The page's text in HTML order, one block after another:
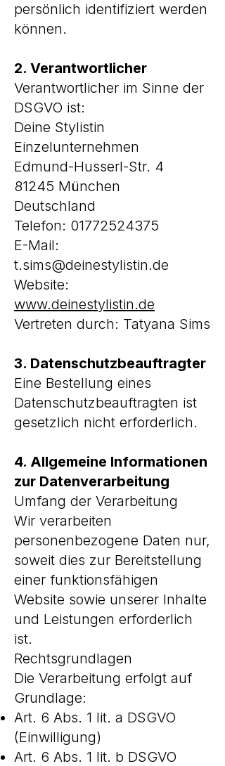
persönlich identifiziert werden
können.
2. Verantwortlicher
Verantwortlicher im Sinne der
DSGVO ist:
Deine Stylistin
Einzelunternehmen
Edmund-Husserl-Str. 4
81245 München
Deutschland
Telefon: 01772524375
E-Mail:
t.sims@deinestylistin.de
Website:
www.deinestylistin.de
Vertreten durch: Tatyana Sims
3. Datenschutzbeauftragter
Eine Bestellung eines
Datenschutzbeauftragten ist
gesetzlich nicht erforderlich.
4. Allgemeine Informationen
zur Datenverarbeitung
Umfang der Verarbeitung
Wir verarbeiten
personenbezogene Daten nur,
soweit dies zur Bereitstellung
einer funktionsfähigen
Website sowie unserer Inhalte
und Leistungen erforderlich
ist.
Rechtsgrundlagen
Die Verarbeitung erfolgt auf
Grundlage:
Art. 6 Abs. 1 lit. a DSGVO
(Einwilligung)
Art. 6 Abs. 1 lit. b DSGVO